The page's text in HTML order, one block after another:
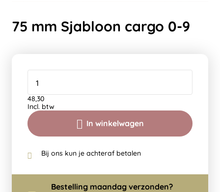
75 mm Sjabloon cargo 0-9
In winkelwagen
48,30
Incl. btw
Bij ons kun je achteraf betalen
Bestelling maandag verzonden?